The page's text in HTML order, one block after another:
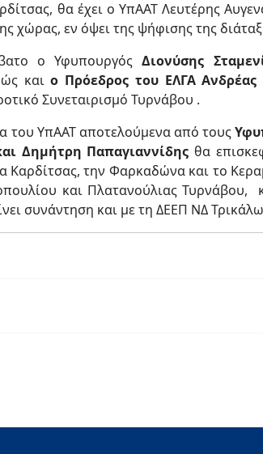
θα έχει ο ΥπΑΑΤ Λευτέρης
χώρας, εν όψει της ψήφισης της
ο ΥφυπουργόςΔιονύσης
καιο Πρόεδρος του ΕΛΓΑ Ανδρέας
Συνεταιρισμό Τυρνάβου .
του ΥπΑΑΤ αποτελούμενα από τους
Δημήτρη Παπαγιαννίδηςθα
Καρδίτσας, την Φαρκαδώνα και το
και Πλατανούλιας Τυρνάβου,
συνάντηση και με τη ΔΕΕΠ ΝΔ